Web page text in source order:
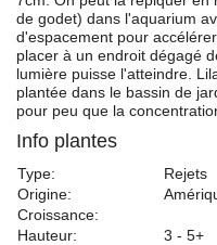
de godet) dans l'aquarium
d'espacement pour
placer à un endroit dégagé
lumière puisse l'atteindre.
plantée dans le bassin de
pour peu que la
Info plantes
Type:
Rejets
Origine:
Croissance:
Hauteur:
3 - 5+